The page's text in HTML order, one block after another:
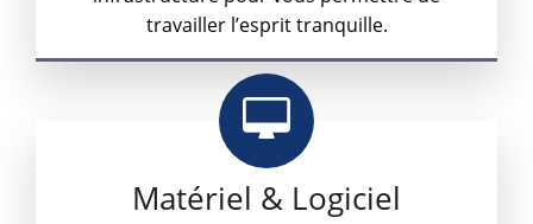
travailler l’esprit tranquille.
Matériel & Logiciel